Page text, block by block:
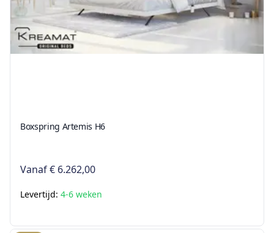
Boxspring Artemis H6
Vanaf€ 6.262,00
Levertijd: 4-6 weken